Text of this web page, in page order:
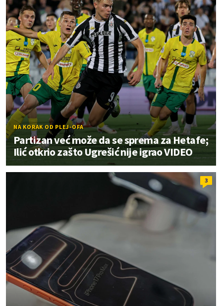
NA KORAK OD PLEJ-OFA
Partizan već može da se sprema za Hetafe;
Ilić otkrio zašto Ugrešić nije igrao VIDEO
3